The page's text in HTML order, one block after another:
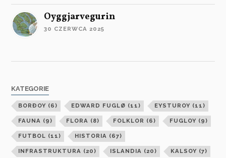
Oyggjarvegurin
30 CZERWCA 2025
KATEGORIE
BORÐOY (6) EDWARD FUGLØ (11) EYSTUROY (11)
FAUNA (9) FLORA (8) FOLKLOR (6) FUGLOY (9)
FUTBOL (11) HISTORIA (67)
INFRASTRUKTURA (20) ISLANDIA (20) KALSOY (7)